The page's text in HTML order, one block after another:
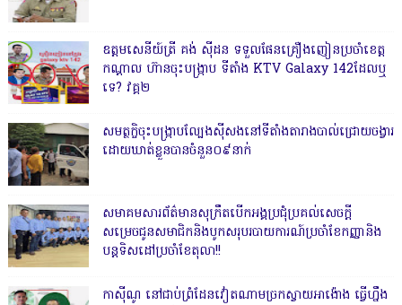
ឧត្តមសេនីយ៍ត្រី គង់ ស៊ីដន ទទួលផែនគ្រឿងញៀនប្រចាំខេត្ត
កណ្តាល ហ៊ានចុះបង្ក្រាប ទីតាំង KTV Galaxy 142ដែលឬ
ទេ? វគ្គ២
សមត្ថកិ្ចចុះបង្ក្រាបល្បែងស៊ីសងនៅទីតាំងតារាងបាល់ជ្រោយចង្វារ
ដោយឃាត់ខ្លួនបានចំនួន០៩នាក់
សមាគមសារព័ត៌មានសុក្រឹតបើកអង្គប្រជុំប្រគល់សេចក្តី
សម្រេចជូនសមាជិកនិងបូកសរុបរបាយការណ៍ប្រចាំខែកញ្ញានិង
បន្តទិសដៅប្រចាំខែតុលា!!
កាសុីណូ នៅជាប់ព្រំដែនវៀតណាមច្រកស្វាយអាង៉ោង ធ្វើហ្នឹង